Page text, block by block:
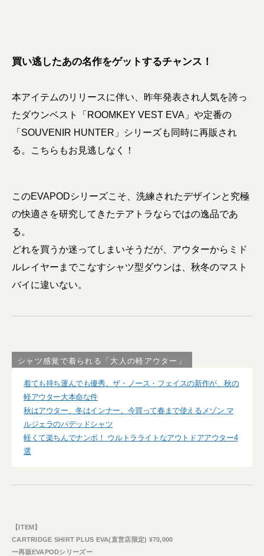
買い逃したあの名作をゲットするチャンス！
本アイテムのリリースに伴い、昨年発表され人気を誇っ
たダウンベスト「ROOMKEY VEST EVA」や定番の
「SOUVENIR HUNTER」シリーズも同時に再販され
る。こちらもお見逃しなく！
このEVAPODシリーズこそ、洗練されたデザインと究極
の快適さを研究してきたテアトラならではの逸品であ
る。
どれを買うか迷ってしまいそうだが、アウターからミド
ルレイヤーまでこなすシャツ型ダウンは、秋冬のマスト
バイに違いない。
シャツ感覚で着られる「大人の軽アウター」
着ても持ち運んでも優秀。ザ・ノース・フェイスの新作が、秋の
軽アウター大本命な件
秋はアウター、冬はインナー。今買って春まで使えるメゾン マ
ルジェラのパデッドシャツ
軽くて楽ちんでナンボ！ ウルトラライトなアウトドアアウター4
選
【ITEM】
CARTRIDGE SHIRT PLUS EVA(直営店限定) ¥70,000
ー再販EVAPODシリーズー